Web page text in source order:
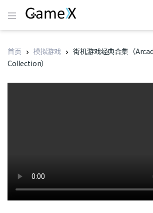
首页 模拟游戏
街机游戏经典合集（
Collection）